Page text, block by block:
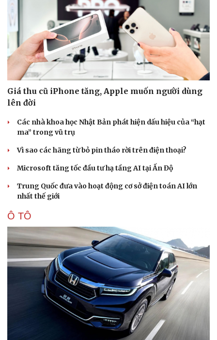
Giá thu cũ iPhone tăng, Apple muốn người dùng
lên đời
Các nhà khoa học Nhật Bản phát hiện dấu hiệu của “hạt
ma” trong vũ trụ
Vì sao các hãng từ bỏ pin tháo rời trên điện thoại?
Microsoft tăng tốc đầu tư hạ tầng AI tại Ấn Độ
Trung Quốc đưa vào hoạt động cơ sở điện toán AI lớn
nhất thế giới
Ô TÔ